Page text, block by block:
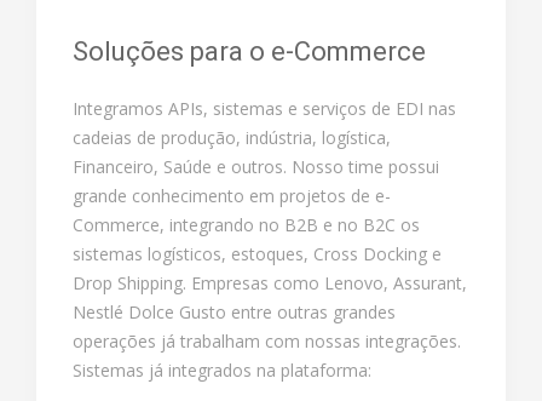
Soluções para o e-Commerce
Integramos APIs, sistemas e serviços de EDI nas
cadeias de produção, indústria, logística,
Financeiro, Saúde e outros. Nosso time possui
grande conhecimento em projetos de e-
Commerce, integrando no B2B e no B2C os
sistemas logísticos, estoques, Cross Docking e
Drop Shipping. Empresas como Lenovo, Assurant,
Nestlé Dolce Gusto entre outras grandes
operações já trabalham com nossas integrações.
Sistemas já integrados na plataforma: